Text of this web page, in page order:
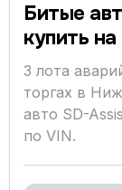
Битые
купить
3 лота
торгах в
авто SD-
по VIN.